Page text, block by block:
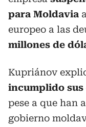
para Moldavia
europeo a las
millones de
Kupriánov
incumplido sus
pese a que han
gobierno